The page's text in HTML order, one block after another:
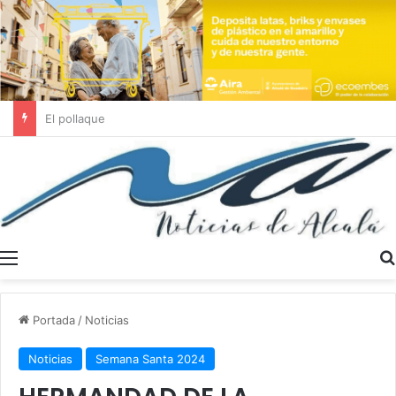
Portada / Noticias
Noticias Semana Santa 2024